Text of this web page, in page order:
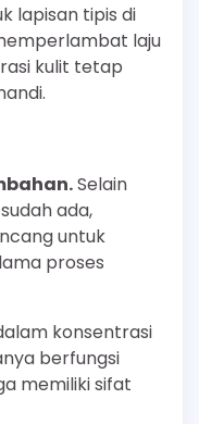
lapisan tipis di
laju
kulit tetap
Selain
ada,
untuk
proses
konsentrasi
berfungsi
memiliki sifat